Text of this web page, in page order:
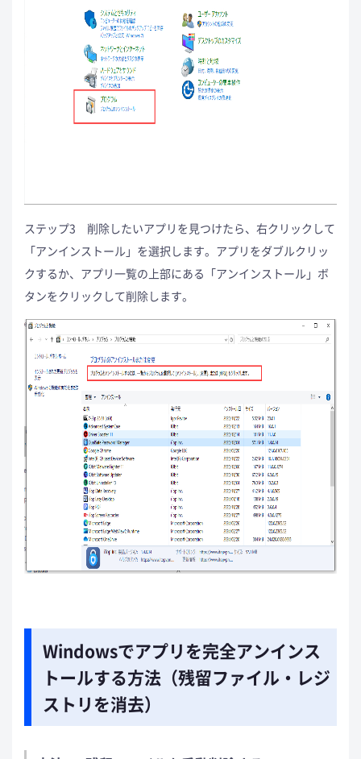
ステップ3 削除したいアプリを見つけたら、右クリックして
「アンインストール」を選択します。アプリをダブルクリッ
クするか、アプリ一覧の上部にある「アンインストール」ボ
タンをクリックして削除します。
Windowsでアプリを完全アンインス
トールする方法（残留ファイル・レジ
ストリを消去）